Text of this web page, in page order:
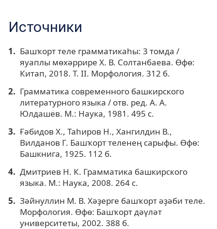
Источники
Башҡорт теле грамматикаһы: 3 томда /
яуаплы мөхәррире Х. В. Солтанбаева. Өфө:
Китап, 2018. Т. II. Морфология. 312 б.
Грамматика современного башкирского
литературного языка / отв. ред. А. А.
Юлдашев. М.: Наука, 1981. 495 с.
Ғәбидов Х., Таһиров Н., Хангилдин В.,
Вилданов Г. Башҡорт теленең сарыфы. Өфө:
Башкнига, 1925. 112 б.
Дмитриев Н. К. Грамматика башкирского
языка. М.: Наука, 2008. 264 с.
Зəйнуллин М. В. Хəҙерге башҡорт əҙəби теле.
Морфология. Өфө: Башҡорт дəүлəт
университеты, 2002. 388 б.